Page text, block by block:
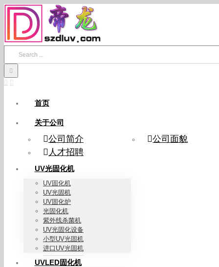
Skip
content
首页
关于公司
公司简介
公司面貌
人才招聘
UV光固化机
UV固化机
UV光固机
UV固化炉
光固化机
紫外线杀菌机
UV光固化设备
小型UV光固机
进口UV光固机
UVLED固化机